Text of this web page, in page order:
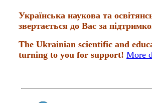
Українська наукова та
звертається до Вас за
The Ukrainian scientific and
turning to you for support! More